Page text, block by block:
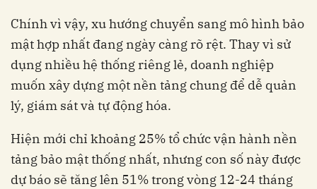
Chính vì vậy, xu hướng chuyển sang mô hình bảo
mật hợp nhất đang ngày càng rõ rệt. Thay vì sử
dụng nhiều hệ thống riêng lẻ, doanh nghiệp
muốn xây dựng một nền tảng chung để dễ quản
lý, giám sát và tự động hóa.
Hiện mới chỉ khoảng 25% tổ chức vận hành nền
tảng bảo mật thống nhất, nhưng con số này được
dự báo sẽ tăng lên 51% trong vòng 12-24 tháng